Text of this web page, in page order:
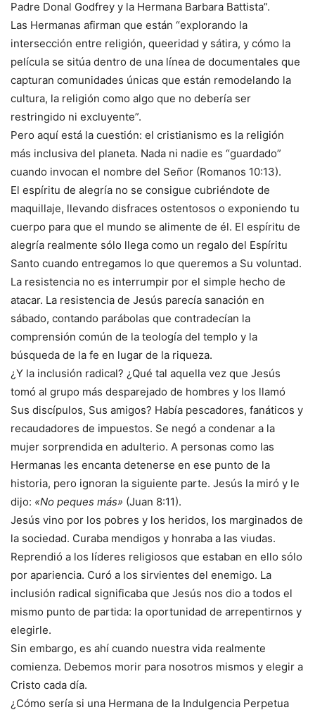
Padre Donal Godfrey y la Hermana Barbara Battista”.
Las Hermanas afirman que están “explorando la
intersección entre religión, queeridad y sátira, y cómo la
película se sitúa dentro de una línea de documentales que
capturan comunidades únicas que están remodelando la
cultura, la religión como algo que no debería ser
restringido ni excluyente”.
Pero aquí está la cuestión: el cristianismo es la religión
más inclusiva del planeta. Nada ni nadie es “guardado”
cuando invocan el nombre del Señor (Romanos 10:13).
El espíritu de alegría no se consigue cubriéndote de
maquillaje, llevando disfraces ostentosos o exponiendo tu
cuerpo para que el mundo se alimente de él. El espíritu de
alegría realmente sólo llega como un regalo del Espíritu
Santo cuando entregamos lo que queremos a Su voluntad.
La resistencia no es interrumpir por el simple hecho de
atacar. La resistencia de Jesús parecía sanación en
sábado, contando parábolas que contradecían la
comprensión común de la teología del templo y la
búsqueda de la fe en lugar de la riqueza.
¿Y la inclusión radical? ¿Qué tal aquella vez que Jesús
tomó al grupo más desparejado de hombres y los llamó
Sus discípulos, Sus amigos? Había pescadores, fanáticos y
recaudadores de impuestos. Se negó a condenar a la
mujer sorprendida en adulterio. A personas como las
Hermanas les encanta detenerse en ese punto de la
historia, pero ignoran la siguiente parte. Jesús la miró y le
dijo: «No peques más» (Juan 8:11).
Jesús vino por los pobres y los heridos, los marginados de
la sociedad. Curaba mendigos y honraba a las viudas.
Reprendió a los líderes religiosos que estaban en ello sólo
por apariencia. Curó a los sirvientes del enemigo. La
inclusión radical significaba que Jesús nos dio a todos el
mismo punto de partida: la oportunidad de arrepentirnos y
elegirle.
Sin embargo, es ahí cuando nuestra vida realmente
comienza. Debemos morir para nosotros mismos y elegir a
Cristo cada día.
¿Cómo sería si una Hermana de la Indulgencia Perpetua